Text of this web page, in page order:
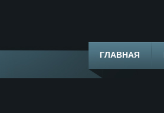
ГЛАВНАЯ